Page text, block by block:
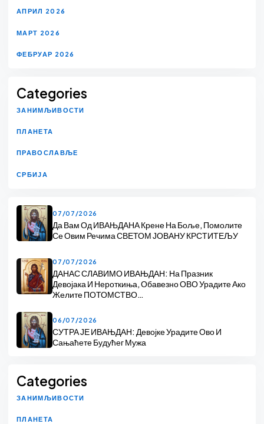
АПРИЛ 2026
МАРТ 2026
ФЕБРУАР 2026
Categories
ЗАНИМЉИВОСТИ
ПЛАНЕТА
ПРАВОСЛАВЉЕ
СРБИЈА
07/07/2026
Да Вам Од ИВАЊДАНА Крене На Боље, Помолите
Се Овим Речима СВЕТОМ ЈОВАНУ КРСТИТЕЉУ
07/07/2026
ДАНАС СЛАВИМО ИВАЊДАН: На Празник
Девојака И Нероткиња, Обавезно ОВО Урадите Ако
Желите ПОТОМСТВО…
06/07/2026
СУТРА ЈЕ ИВАЊДАН: Девојке Урадите Ово И
Сањаћете Будућег Мужа
Categories
ЗАНИМЉИВОСТИ
ПЛАНЕТА